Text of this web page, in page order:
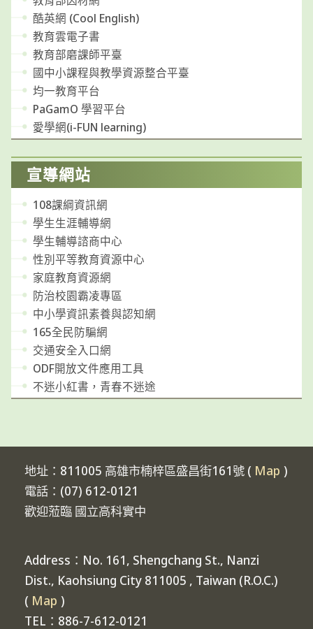
酷英網 (Cool English)
教育雲電子書
教育部磨課師平臺
國中小課程與教學資源整合平臺
均一教育平台
PaGamO 學習平台
愛學網(i-FUN learning)
宣導網站
108課綱資訊網
學生生涯輔導網
學生輔導諮商中心
性別平等教育資源中心
家庭教育資源網
防治校園霸凌專區
中小學資訊素養與認知網
165全民防騙網
交通安全入口網
ODF開放文件應用工具
不迷小紅書，青春不迷途
地址：811005 高雄市楠梓區盛昌街161號 ( Map )
電話：(07) 612-0121
歡迎蒞臨 國立高科實中
Address：No. 161, Shengchang St., Nanzi
Dist., Kaohsiung City 811005 , Taiwan (R.O.C.)
( Map )
TEL：886-7-612-0121